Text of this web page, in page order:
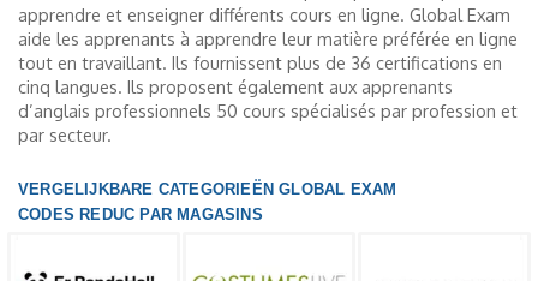
apprendre et enseigner différents cours en ligne. Global Exam
aide les apprenants à apprendre leur matière préférée en ligne
tout en travaillant. Ils fournissent plus de 36 certifications en
cinq langues. Ils proposent également aux apprenants
d’anglais professionnels 50 cours spécialisés par profession et
par secteur.
VERGELIJKBARE CATEGORIEËN GLOBAL EXAM
CODES REDUC PAR MAGASINS